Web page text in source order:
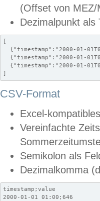
(Offset von MEZ/
Dezimalpunkt als
[
{"timestamp":"2000-01-
{"timestamp":"2000-01-
{"timestamp":"2000-01-
]
CSV-Format
Excel-
Vereinfachte
Semikolon als
Dezimalkomma
timestamp;value
2000-01-01 01:00;646